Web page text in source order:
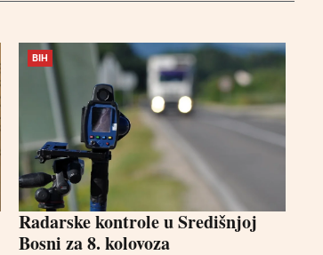
BIH
Radarske kontrole u Središnjoj
Bosni za 8. kolovoza